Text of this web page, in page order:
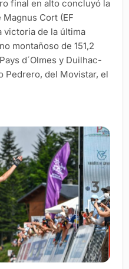
final en alto concluyó la
Cort (EF
victoria de la última
montañoso de 151,2
d´Olmes y Duilhac-
Pedrero, del Movistar, el